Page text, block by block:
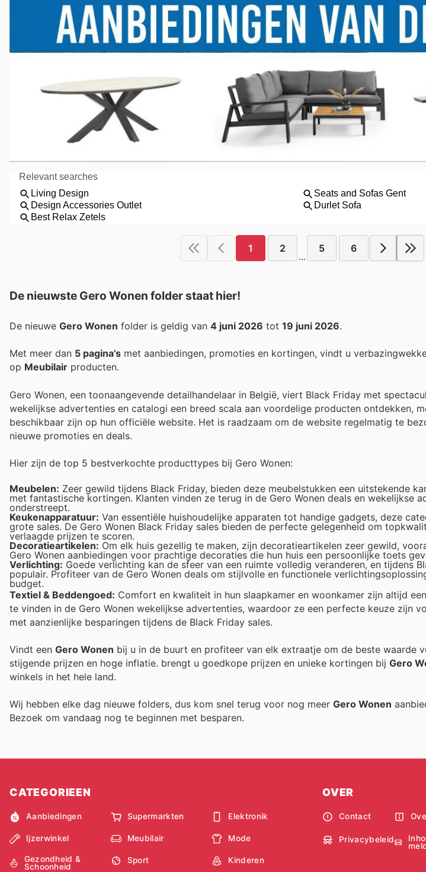
1 2
...
5 6
De nieuwste Gero Wonen folder staat hier!
De nieuwe Gero Wonen folder is geldig van 4 juni 2026 tot 19 juni 2026.
Met meer dan 5 pagina’s met aanbiedingen, promoties en kortingen, vindt u
op Meubilair producten.
Gero Wonen, een toonaangevende detailhandelaar in België, viert Black Friday met
wekelijkse advertenties en catalogi een breed scala aan voordelige producten ontdekken,
beschikbaar zijn op hun officiële website. Het is raadzaam om de website regelmatig te
nieuwe promoties en deals.
Hier zijn de top 5 bestverkochte producttypes bij Gero Wonen:
Meubelen: Zeer gewild tijdens Black Friday, bieden deze meubelstukken een uitstekende
met fantastische kortingen. Klanten vinden ze terug in de Gero Wonen deals en wekelijkse
onderstreept.
Keukenapparatuur: Van essentiële huishoudelijke apparaten tot handige gadgets, deze
grote sales. De Gero Wonen Black Friday sales bieden de perfecte gelegenheid om
verlaagde prijzen te scoren.
Decoratieartikelen: Om elk huis gezellig te maken, zijn decoratieartikelen zeer gewild,
Gero Wonen aanbiedingen voor prachtige decoraties die hun huis een persoonlijke toets
Verlichting: Goede verlichting kan de sfeer van een ruimte volledig veranderen, en tijdens
populair. Profiteer van de Gero Wonen deals om stijlvolle en functionele
budget.
Textiel & Beddengoed: Comfort en kwaliteit in hun slaapkamer en woonkamer zijn altijd
te vinden in de Gero Wonen wekelijkse advertenties, waardoor ze een perfecte keuze zijn
met aanzienlijke besparingen tijdens de Black Friday sales.
Vindt een Gero Wonen bij u in de buurt en profiteer van elk extraatje om de beste waarde
stijgende prijzen en hoge inflatie. brengt u goedkope prijzen en unieke kortingen bij Gero
winkels in het hele land.
Wij hebben elke dag nieuwe folders, dus kom snel terug voor nog meer Gero Wonen
Bezoek om vandaag nog te beginnen met besparen.
CATEGORIEEN
Aanbiedingen Supermarkten Elektronik
Ijzerwinkel Meubilair Mode
Gezondheid &
Schoonheid
Sport Kinderen
OVER
Contact
Privacybeleid